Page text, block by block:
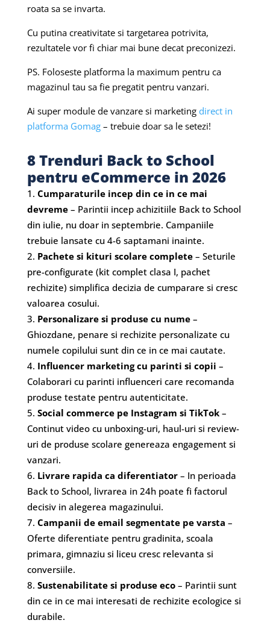
roata sa se invarta.
Cu putina creativitate si targetarea potrivita,
rezultatele vor fi chiar mai bune decat preconizezi.
PS. Foloseste platforma la maximum pentru ca
magazinul tau sa fie pregatit pentru vanzari.
Ai super module de vanzare si marketing direct in
platforma Gomag– trebuie doar sa le setezi!
8 Trenduri Back to School
pentru eCommerce in 2026
Cumparaturile incep din ce in ce mai
devreme– Parintii incep achizitiile Back to School
din iulie, nu doar in septembrie. Campaniile
trebuie lansate cu 4-6 saptamani inainte.
Pachete si kituri scolare complete– Seturile
pre-configurate (kit complet clasa I, pachet
rechizite) simplifica decizia de cumparare si cresc
valoarea cosului.
Personalizare si produse cu nume–
Ghiozdane, penare si rechizite personalizate cu
numele copilului sunt din ce in ce mai cautate.
Influencer marketing cu parinti si copii –
Colaborari cu parinti influenceri care recomanda
produse testate pentru autenticitate.
Social commerce pe Instagram si TikTok–
Continut video cu unboxing-uri, haul-uri si review-
uri de produse scolare genereaza engagement si
vanzari.
Livrare rapida ca diferentiator– In perioada
Back to School, livrarea in 24h poate fi factorul
decisiv in alegerea magazinului.
Campanii de email segmentate pe varsta –
Oferte diferentiate pentru gradinita, scoala
primara, gimnaziu si liceu cresc relevanta si
conversiile.
Sustenabilitate si produse eco– Parintii sunt
din ce in ce mai interesati de rechizite ecologice si
durabile.